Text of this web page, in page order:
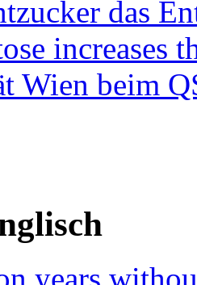
das
increases
Wien beim